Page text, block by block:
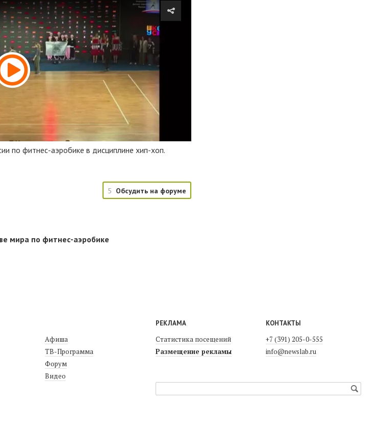
по фитнес-аэробике в дисциплине хип-хоп.
5 Обсудить на форуме
мира по фитнес-аэробике
Афиша
ТВ-Программа
Форум
Видео
РЕКЛАМА
Статистика посещений
Размещение рекламы
КОНТАКТЫ
+7 (391) 205-0-555
info@newslab.ru